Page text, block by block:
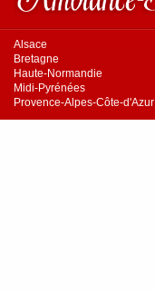
Alsace
Bretagne
Haute-Normandie
Midi-Pyrénées
Provence-Alpes-Côte-d'Azur